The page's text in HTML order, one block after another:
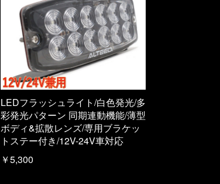
LEDフラッシュライト/白色発光/多
彩発光パターン 同期連動機能/薄型
ボディ&拡散レンズ/専用ブラケッ
トステー付き/12V-24V車対応
￥5,300